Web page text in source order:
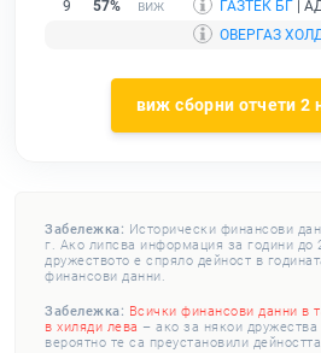
9
57% ГАЗТЕК БГ |
ОВЕРГАЗ
виж сборни отчети 2
Забележка: Исторически финансови
г. Ако липсва информация за години до
дружеството е спряло дейност в
финансови данни.
Забележка: Всички финансови данни в
в хиляди лева – ако за някои
вероятно те са преустановили